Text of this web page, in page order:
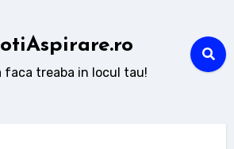
faca treaba in locul tau!